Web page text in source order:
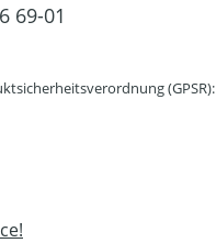
69-01
(GPSR):